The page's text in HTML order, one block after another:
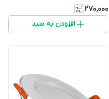
۲۷۰٬۰۰۰
افزودن به سبد